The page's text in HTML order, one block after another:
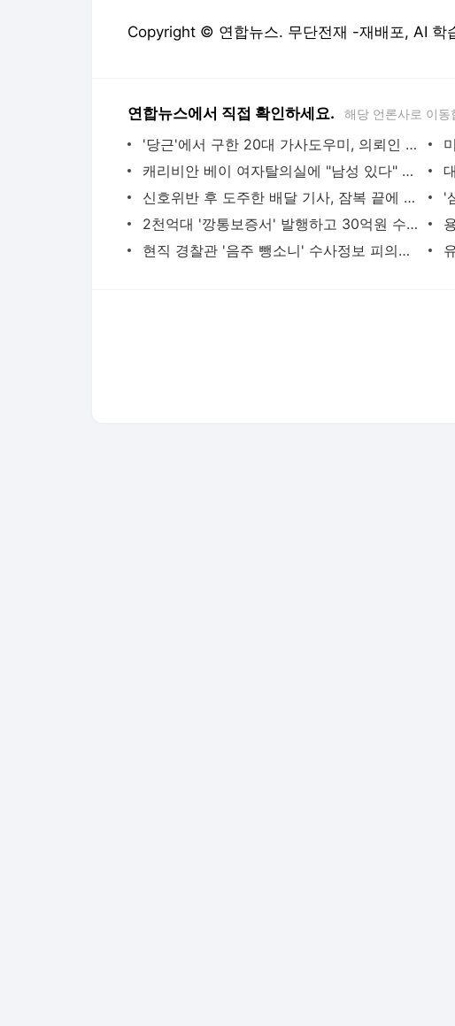
Copyright © 연합뉴스. 무단전재 -재배포, AI 학
연합뉴스에서 직접 확인하세요. 해당 언론사로 이동
'당근'에서 구한 20대 가사도우미, 의뢰인 모친 유품 훔쳐가 | 연합뉴스
캐리비안 베이 여자탈의실에 "남성 있다" 신고 | 연합뉴스
신호위반 후 도주한 배달 기사, 잠복 끝에 잡고 보니 수배자 | 연합뉴스
2천억대 '깡통보증서' 발행하고 30억원 수수료 챙긴 유령보험사 | 연합뉴스
현직 경찰관 '음주 뺑소니' 수사정보 피의자 지인에 유출 의혹(종합) | 연합뉴스